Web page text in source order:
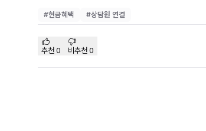
#현금혜택 #상담원 연결
추천 0 비추천 0